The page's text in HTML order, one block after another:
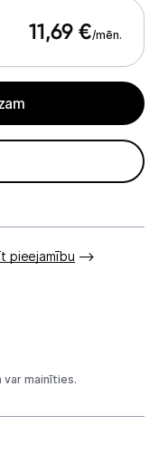
11,69 €/mēn.
pieejamību
var mainīties.